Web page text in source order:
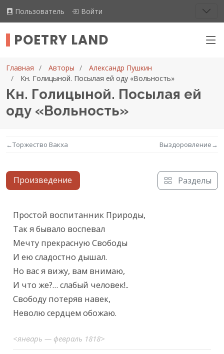
Пользователь Войти
POETRY LAND
Главная Авторы
Александр Пушкин
Кн. Голицыной. Посылая ей оду «Вольность»
Кн. Голицыной. Посылая ей
оду «Вольность»
←Торжество Вакха Выздоровление→
Произведение Разделы
Текст произведения
Простой воспитанник Природы,
Так я бывало воспевал
Мечту прекрасную Свободы
И ею сладостно дышал.
Но вас я вижу, вам внимаю,
И что же?… слабый человек!..
Свободу потеряв навек,
Неволю сердцем обожаю.
<январь — февраль 1818>